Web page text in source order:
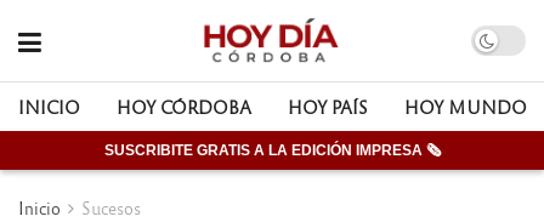
INICIO HOY CÓRDOBA HOY PAÍS HOY MUNDO
SUSCRIBITE GRATIS A LA EDICIÓN IMPRESA 🗞
Inicio Sucesos